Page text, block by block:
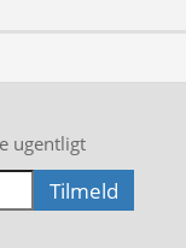
ugentligt